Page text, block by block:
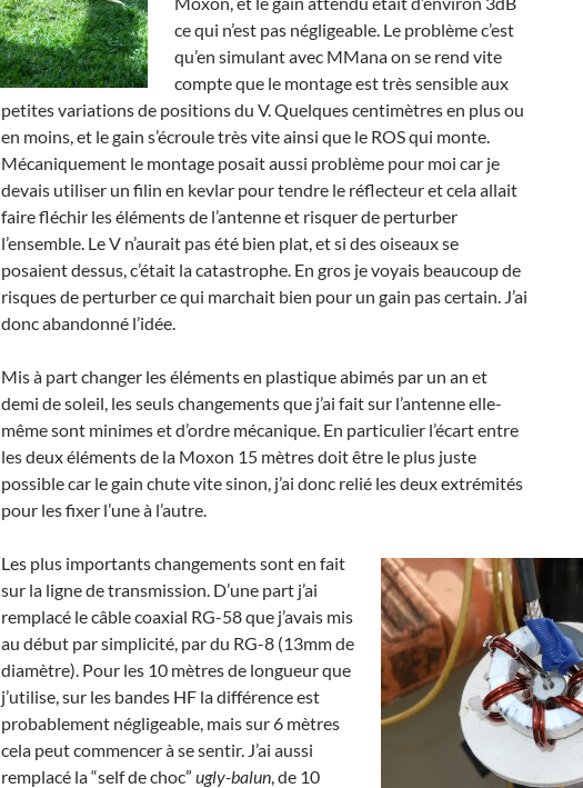
ce qui n’est pas négligeable. Le problème c’est
qu’en simulant avec MMana on se rend vite
compte que le montage est très sensible aux
petites variations de positions du V. Quelques centimètres en plus ou
en moins, et le gain s’écroule très vite ainsi que le ROS qui monte.
Mécaniquement le montage posait aussi problème pour moi car je
devais utiliser un filin en kevlar pour tendre le réflecteur et cela allait
faire fléchir les éléments de l’antenne et risquer de perturber
l’ensemble. Le V n’aurait pas été bien plat, et si des oiseaux se
posaient dessus, c’était la catastrophe. En gros je voyais beaucoup de
risques de perturber ce qui marchait bien pour un gain pas certain. J’ai
donc abandonné l’idée.
Mis à part changer les éléments en plastique abimés par un an et
demi de soleil, les seuls changements que j’ai fait sur l’antenne elle-
même sont minimes et d’ordre mécanique. En particulier l’écart entre
les deux éléments de la Moxon 15 mètres doit être le plus juste
possible car le gain chute vite sinon, j’ai donc relié les deux extrémités
pour les fixer l’une à l’autre.
Les plus importants changements sont en fait
sur la ligne de transmission. D’une part j’ai
remplacé le câble coaxial RG-58 que j’avais mis
au début par simplicité, par du RG-8 (13mm de
diamètre). Pour les 10 mètres de longueur que
j’utilise, sur les bandes HF la différence est
probablement négligeable, mais sur 6 mètres
cela peut commencer à se sentir. J’ai aussi
remplacé la “self de choc” ugly-balun, de 10